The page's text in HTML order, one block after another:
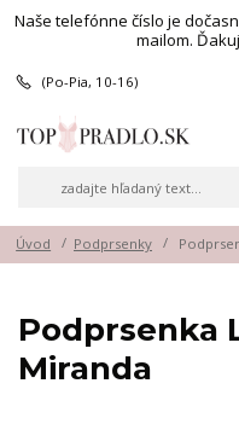
Naše telefónne číslo je
mailom.
(Po-Pia, 10-16)
Úvod Podprsenky
Podprsenka
Miranda